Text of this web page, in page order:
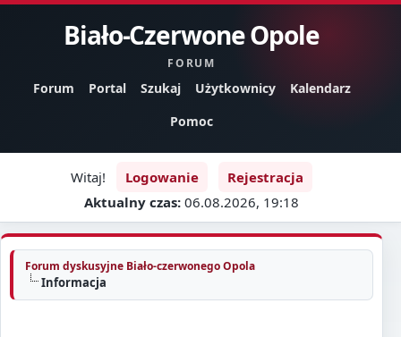
Biało-Czerwone Opole
FORUM
Forum Portal Szukaj Użytkownicy
Kalendarz
Pomoc
Witaj! Logowanie
Rejestracja
Aktualny czas: 06.08.2026, 19:18
Forum dyskusyjne Biało-czerwonego Opola
Informacja